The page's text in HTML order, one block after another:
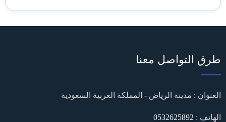
طرق التواصل معنا
العنوان : مدينة الرياض - المملكة العربية السعودية
الهاتف : 0532625892